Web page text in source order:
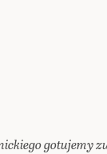
gotujemy